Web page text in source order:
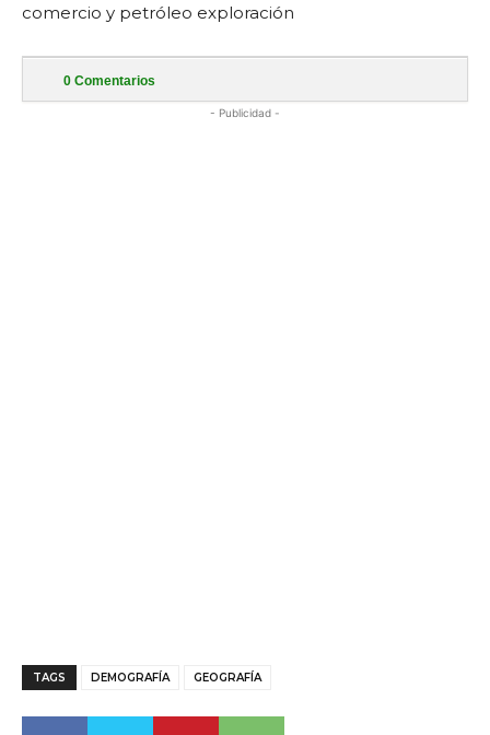
comercio y petróleo exploración
0 Comentarios
- Publicidad -
TAGS DEMOGRAFÍA GEOGRAFÍA